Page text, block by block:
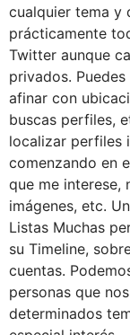
cualquier tema y
prácticamente
Twitter aunque
privados.
afinar con
buscas perfiles,
localizar perfiles
comenzando en
que me interese,
imágenes, etc.
Listas Muchas
su Timeline,
cuentas.
personas que
determinados